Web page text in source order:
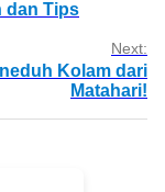
dan Tips
Next:
Kolam dari
Matahari!